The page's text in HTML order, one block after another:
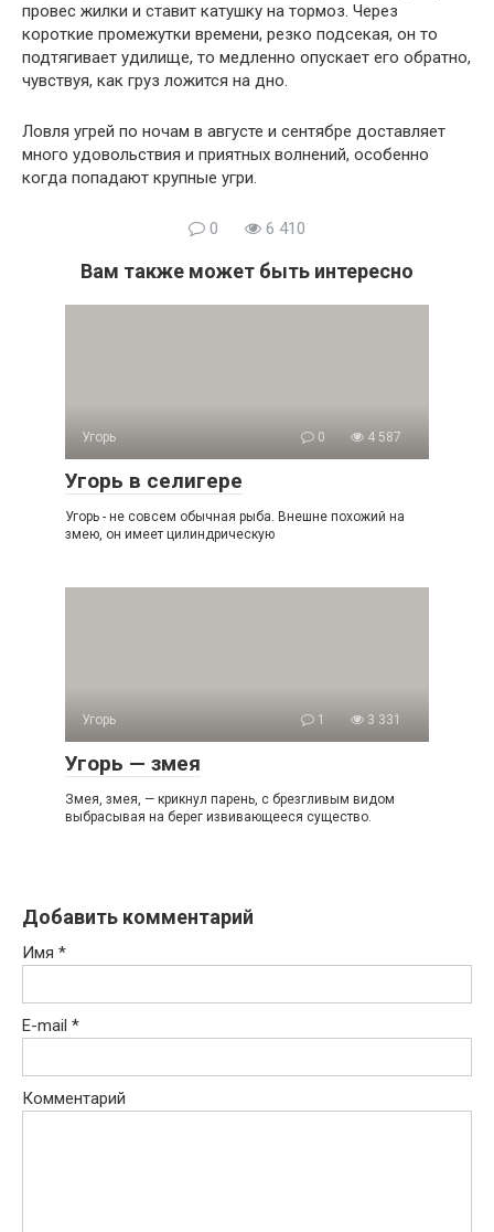
провес жилки и ставит катушку на тормоз. Через
короткие промежутки времени, резко подсекая, он то
подтягивает удилище, то медленно опускает его обратно,
чувствуя, как груз ложится на дно.
Ловля угрей по ночам в августе и сентябре доставляет
много удовольствия и приятных волнений, особенно
когда попадают крупные угри.
0 6 410
Вам также может быть интересно
Угорь 0 4 587
Угорь в селигере
Угорь - не совсем обычная рыба. Внешне похожий на
змею, он имеет цилиндрическую
Угорь 1 3 331
Угорь — змея
Змея, змея, — крикнул парень, с брезгливым видом
выбрасывая на берег извивающееся существо.
Добавить комментарий
Имя *
E-mail *
Комментарий